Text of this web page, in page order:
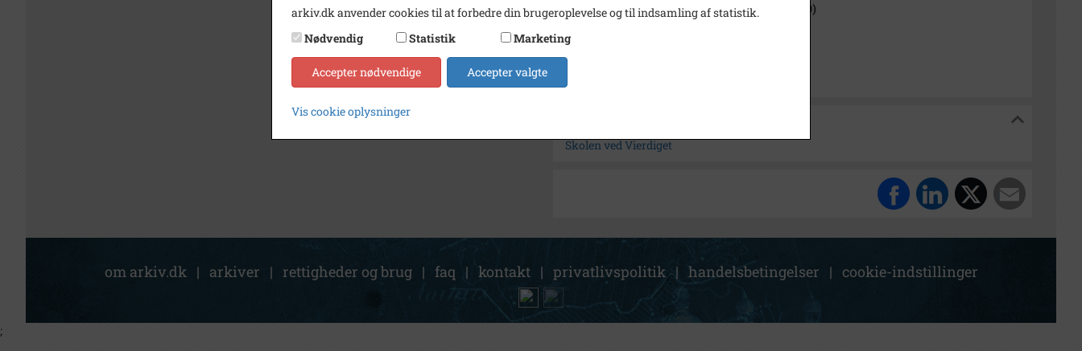
Enhed
Dragør Sogn (1954-2050)
Arkiv
Skolen ved Vierdiget
om arkiv.dk | arkiver | rettigheder og brug | faq | kontakt | privatlivspolitik | handelsbetingelser | cookie-indstillinger
arkiv.dk anvender cookies til at forbedre din brugeroplevelse og til indsamling af statistik.
Nødvendig
Statistik Marketing
Accepter nødvendige Accepter valgte
Vis cookie oplysninger
;